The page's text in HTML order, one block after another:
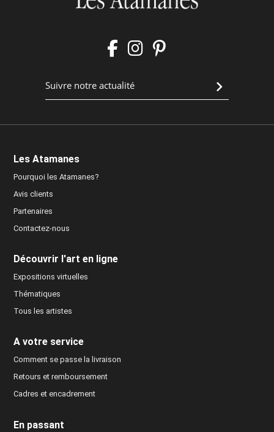
Les Atamanes
Pourquoi les Atamanes?
Avis clients
Partenaires
Contactez-nous
Découvrir l'art en ligne
Expositions virtuelles
Thématiques
Tous les artistes
A votre service
Comment se passe la livraison
Retours et remboursement
Cadres et encadrement
En passant